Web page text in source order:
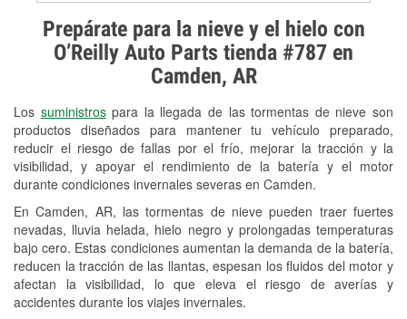
Prepárate para la nieve y el hielo con
O’Reilly Auto Parts tienda #787 en
Camden, AR
Los suministrospara la llegada de las tormentas de nieve son
productos diseñados para mantener tu vehículo preparado,
reducir el riesgo de fallas por el frío, mejorar la tracción y la
visibilidad, y apoyar el rendimiento de la batería y el motor
durante condiciones invernales severas en Camden.
En Camden, AR, las tormentas de nieve pueden traer fuertes
nevadas, lluvia helada, hielo negro y prolongadas temperaturas
bajo cero. Estas condiciones aumentan la demanda de la batería,
reducen la tracción de las llantas, espesan los fluidos del motor y
afectan la visibilidad, lo que eleva el riesgo de averías y
accidentes durante los viajes invernales.
Prueba de alternadores y
arrancadores
Revisión de la luz "Check Engine"
Reciclaje de baterías y aceite
Instalación de bombillas de faros
Instalación de limpiaparabrisas
Programa de Préstamo de
Herramientas
Rectificación de tambores y discos de
freno